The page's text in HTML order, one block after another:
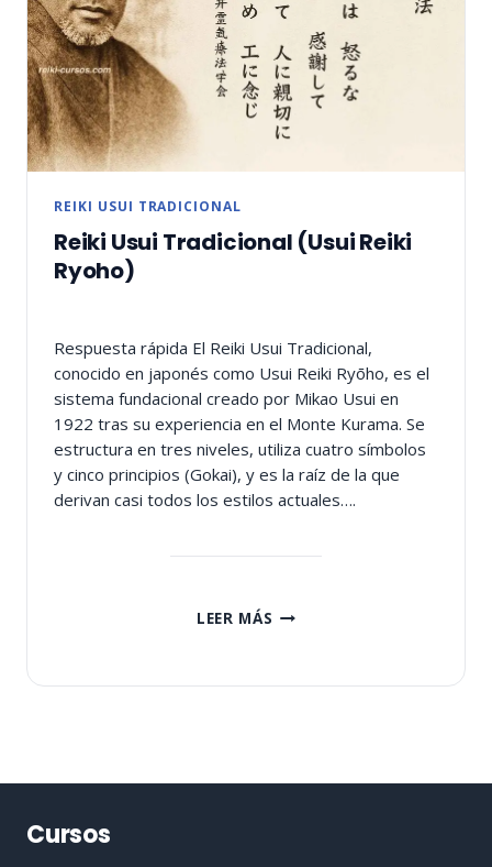
REIKI USUI TRADICIONAL
Reiki Usui Tradicional (Usui Reiki
Ryoho)
Respuesta rápida El Reiki Usui Tradicional,
conocido en japonés como Usui Reiki Ryōho, es el
sistema fundacional creado por Mikao Usui en
1922 tras su experiencia en el Monte Kurama. Se
estructura en tres niveles, utiliza cuatro símbolos
y cinco principios (Gokai), y es la raíz de la que
derivan casi todos los estilos actuales….
LEER MÁS REIKI
(USUI
Cursos